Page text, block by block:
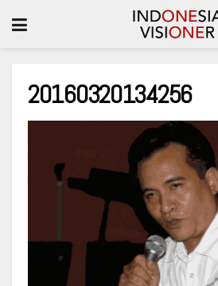
20160320134256